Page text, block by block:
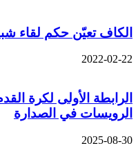
تعيّن حكم لقاء
2022-02-
الأولى لكرة
في الصدارة
2025-08-